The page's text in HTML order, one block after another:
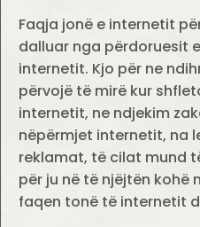
Faqja jonë e internetit
dalluar nga përdoruesit
internetit. Kjo për ne
përvojë të mirë kur
internetit, ne ndjekim
nëpërmjet internetit, na
reklamat, të cilat mund
për ju në të njëjtën kohë
faqen tonë të internetit